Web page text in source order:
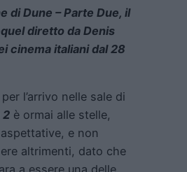
di Dune – Parte Due, il
diretto da Denis
cinema italiani dal 28
per l’arrivo nelle sale di
2 è ormai alle stelle,
e non
altrimenti, dato che